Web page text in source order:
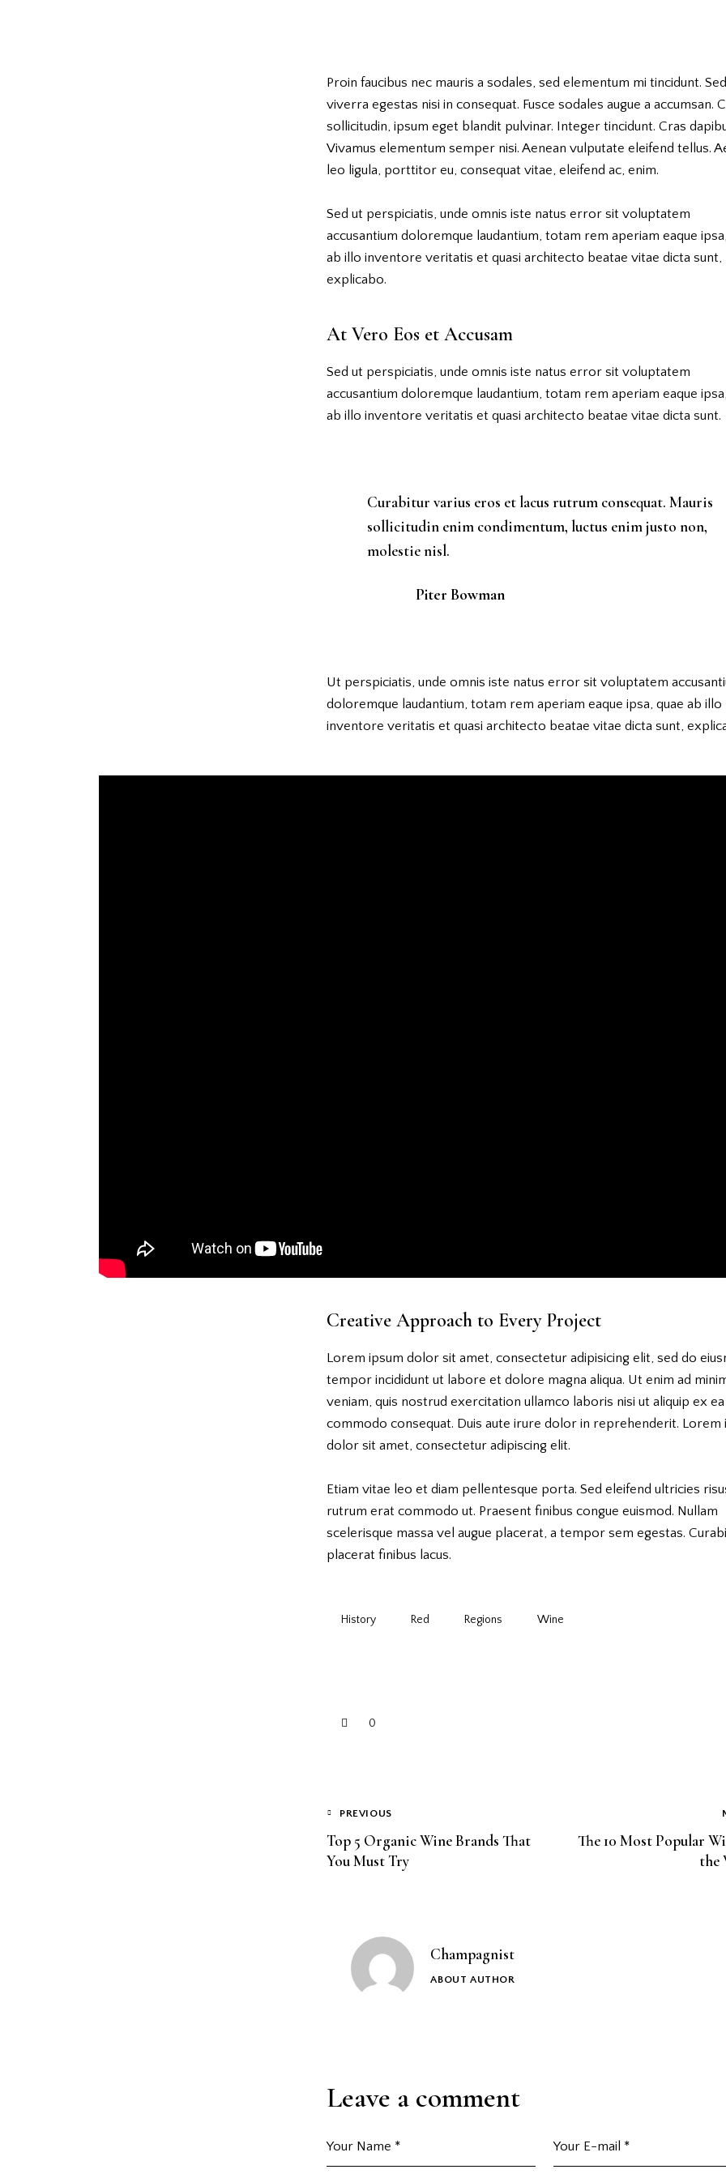
Proin faucibus nec mauris a sodales, sed elementum mi tincidunt.
viverra egestas nisi in consequat. Fusce sodales augue a accumsan.
sollicitudin, ipsum eget blandit pulvinar. Integer tincidunt. Cras
Vivamus elementum semper nisi. Aenean vulputate eleifend tellus.
leo ligula, porttitor eu, consequat vitae, eleifend ac, enim.
Sed ut perspiciatis, unde omnis iste natus error sit voluptatem
accusantium doloremque laudantium, totam rem aperiam eaque
ab illo inventore veritatis et quasi architecto beatae vitae dicta sunt,
explicabo.
At Vero Eos et Accusam
Sed ut perspiciatis, unde omnis iste natus error sit voluptatem
accusantium doloremque laudantium, totam rem aperiam eaque
ab illo inventore veritatis et quasi architecto beatae vitae dicta sunt.
Curabitur varius eros et lacus rutrum consequat. Mauris
sollicitudin enim condimentum, luctus enim justo non,
molestie nisl.
Piter Bowman
Ut perspiciatis, unde omnis iste natus error sit voluptatem
doloremque laudantium, totam rem aperiam eaque ipsa, quae ab illo
inventore veritatis et quasi architecto beatae vitae dicta sunt,
Creative Approach to Every Project
Lorem ipsum dolor sit amet, consectetur adipisicing elit, sed do
tempor incididunt ut labore et dolore magna aliqua. Ut enim ad
veniam, quis nostrud exercitation ullamco laboris nisi ut aliquip ex ea
commodo consequat. Duis aute irure dolor in reprehenderit. Lorem
dolor sit amet, consectetur adipiscing elit.
Etiam vitae leo et diam pellentesque porta. Sed eleifend ultricies
rutrum erat commodo ut. Praesent finibus congue euismod. Nullam
scelerisque massa vel augue placerat, a tempor sem egestas.
placerat finibus lacus.
History Red Regions Wine
0
PREVIOUS
Top 5 Organic Wine Brands That
You Must Try
The 10 Most Popular
the
Champagnist
ABOUT AUTHOR
Leave a comment